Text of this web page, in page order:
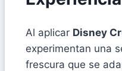
Al aplicar Disney
experimentan una
frescura que se